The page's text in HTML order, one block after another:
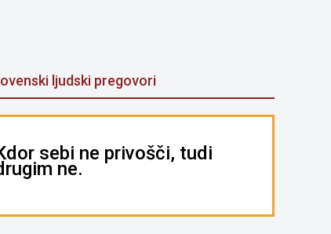
ljudski pregovori
sebi ne privošči, tudi
ne.